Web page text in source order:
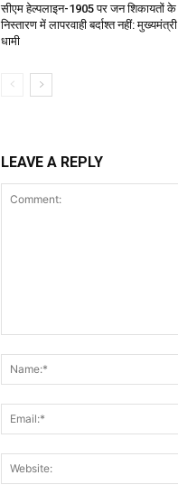
सीएम हेल्पलाइन-1905 पर जन शिकायतों के
निस्तारण में लापरवाही बर्दाश्त नहीं: मुख्यमंत्री
धामी
LEAVE A REPLY